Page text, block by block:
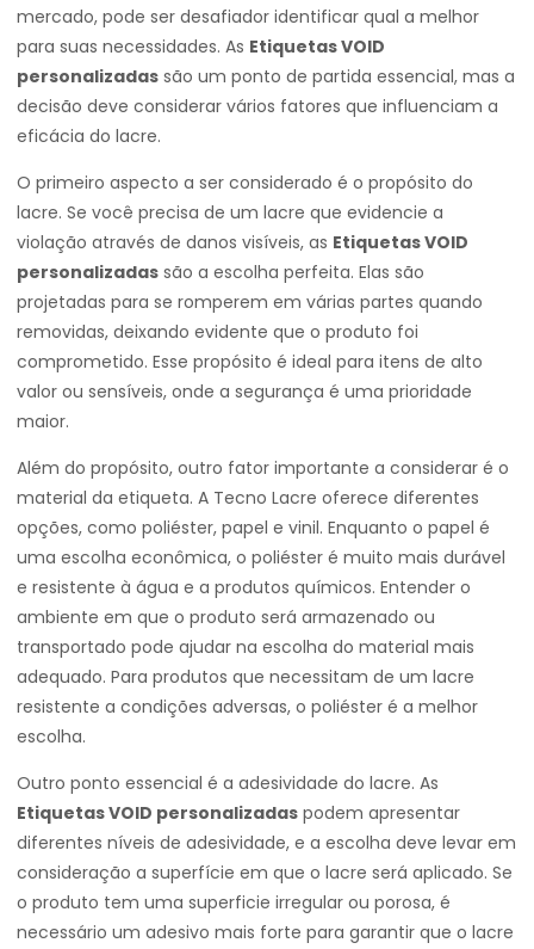
mercado, pode ser desafiador identificar qual a melhor
para suas necessidades. As Etiquetas VOID
personalizadas são um ponto de partida essencial, mas a
decisão deve considerar vários fatores que influenciam a
eficácia do lacre.
O primeiro aspecto a ser considerado é o propósito do
lacre. Se você precisa de um lacre que evidencie a
violação através de danos visíveis, as Etiquetas VOID
personalizadas são a escolha perfeita. Elas são
projetadas para se romperem em várias partes quando
removidas, deixando evidente que o produto foi
comprometido. Esse propósito é ideal para itens de alto
valor ou sensíveis, onde a segurança é uma prioridade
maior.
Além do propósito, outro fator importante a considerar é o
material da etiqueta. A Tecno Lacre oferece diferentes
opções, como poliéster, papel e vinil. Enquanto o papel é
uma escolha econômica, o poliéster é muito mais durável
e resistente à água e a produtos químicos. Entender o
ambiente em que o produto será armazenado ou
transportado pode ajudar na escolha do material mais
adequado. Para produtos que necessitam de um lacre
resistente a condições adversas, o poliéster é a melhor
escolha.
Outro ponto essencial é a adesividade do lacre. As
Etiquetas VOID personalizadas podem apresentar
diferentes níveis de adesividade, e a escolha deve levar em
consideração a superfície em que o lacre será aplicado. Se
o produto tem uma superficie irregular ou porosa, é
necessário um adesivo mais forte para garantir que o lacre